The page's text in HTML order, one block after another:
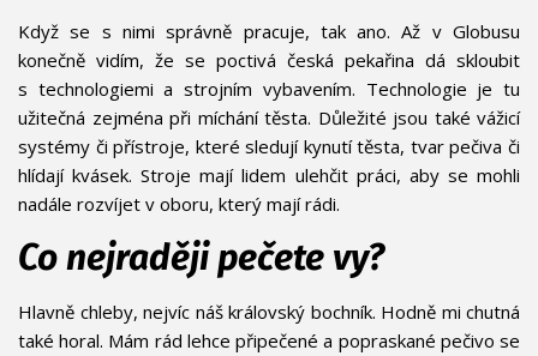
Když se s nimi správně pracuje, tak ano. Až v Globusu
konečně vidím, že se poctivá česká pekařina dá skloubit
s technologiemi a strojním vybavením. Technologie je tu
užitečná zejména při míchání těsta. Důležité jsou také vážicí
systémy či přístroje, které sledují kynutí těsta, tvar pečiva či
hlídají kvásek. Stroje mají lidem ulehčit práci, aby se mohli
nadále rozvíjet v oboru, který mají rádi.
Co nejraději pečete vy?
Hlavně chleby, nejvíc náš královský bochník. Hodně mi chutná
také horal. Mám rád lehce připečené a popraskané pečivo se